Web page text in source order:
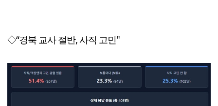
◇“경북 교사 절반, 사직 고민"